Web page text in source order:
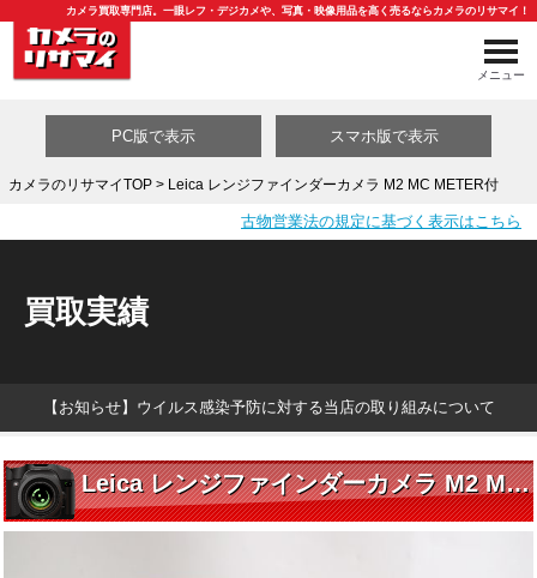
カメラ買取専門店。一眼レフ・デジカメや、写真・映像用品を高く売るならカメラのリサマイ！
メニュー
買取カテゴリ一覧
PC版で表示 スマホ版で表示
カメラのリサマイTOP> Leica レンジファインダーカメラ M2 MC METER付
古物営業法の規定に基づく表示はこちら
買取実績
【お知らせ】ウイルス感染予防に対する当店の取り組みについて
Leica レンジファインダーカメラ M2 MC METER付